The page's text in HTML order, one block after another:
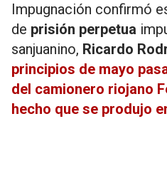
Impugnación confirmó
de prisión perpetua
sanjuanino, Ricardo
principios de mayo
del camionero riojano
hecho que se produjo